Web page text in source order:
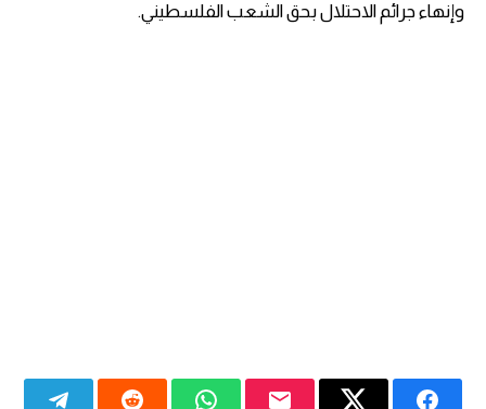
وإنهاء جرائم الاحتلال بحق الشعب الفلسطيني.